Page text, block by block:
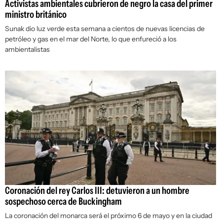
Activistas ambientales cubrieron de negro la casa del primer
ministro británico
Sunak dio luz verde esta semana a cientos de nuevas licencias de
petróleo y gas en el mar del Norte, lo que enfureció a los
ambientalistas
Coronación del rey Carlos III: detuvieron a un hombre
sospechoso cerca de Buckingham
La coronación del monarca será el próximo 6 de mayo y en la ciudad